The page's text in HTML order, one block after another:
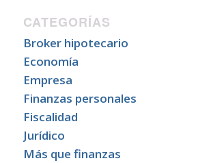
CATEGORÍAS
Broker hipotecario
Economía
Empresa
Finanzas personales
Fiscalidad
Jurídico
Más que finanzas